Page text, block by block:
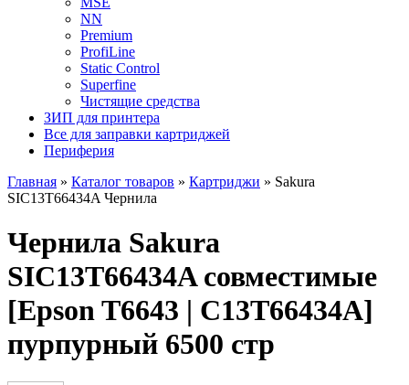
NN
Premium
ProfiLine
Static Control
Superfine
Чистящие средства
ЗИП для принтера
Все для заправки картриджей
Периферия
Главная » Каталог товаров » Картриджи » Sakura
SIC13T66434A Чернила
Чернила Sakura
SIC13T66434A совместимые
[Epson T6643 | C13T66434A]
пурпурный 6500 стр